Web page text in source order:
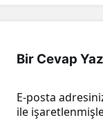
Bir Cevap Yaz
E-posta
ile